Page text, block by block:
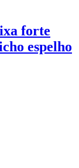
forte
espelho